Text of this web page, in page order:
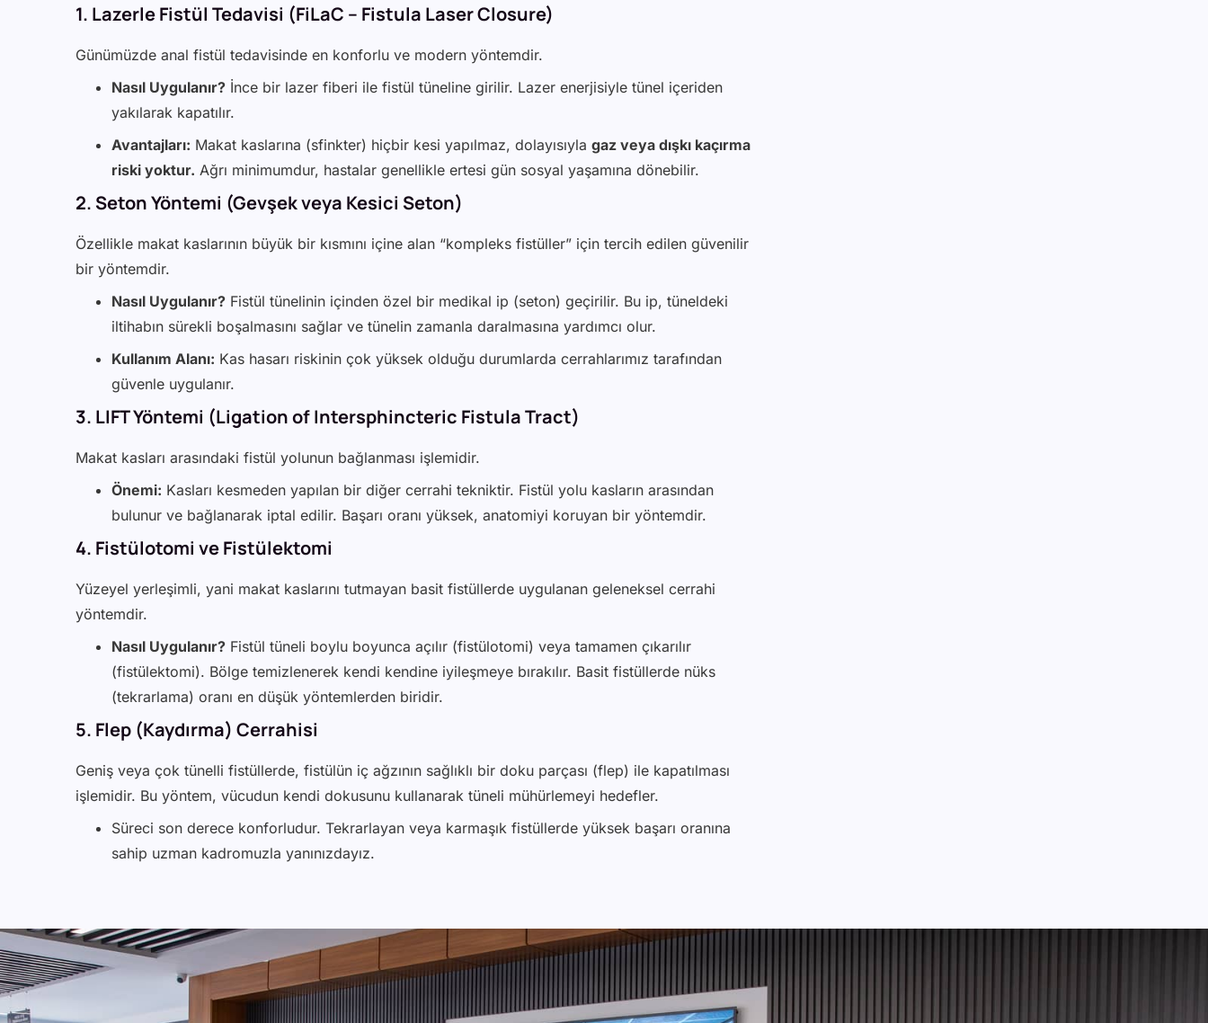
1. Lazerle Fistül Tedavisi (FiLaC – Fistula Laser Closure)
Günümüzde anal fistül tedavisinde en konforlu ve modern yöntemdir.
Nasıl Uygulanır? İnce bir lazer fiberi ile fistül tüneline girilir. Lazer enerjisiyle tünel içeriden
yakılarak kapatılır.
Avantajları: Makat kaslarına (sfinkter) hiçbir kesi yapılmaz, dolayısıyla gaz veya dışkı kaçırma
riski yoktur. Ağrı minimumdur, hastalar genellikle ertesi gün sosyal yaşamına dönebilir.
2. Seton Yöntemi (Gevşek veya Kesici Seton)
Özellikle makat kaslarının büyük bir kısmını içine alan “kompleks fistüller” için tercih edilen güvenilir
bir yöntemdir.
Nasıl Uygulanır? Fistül tünelinin içinden özel bir medikal ip (seton) geçirilir. Bu ip, tüneldeki
iltihabın sürekli boşalmasını sağlar ve tünelin zamanla daralmasına yardımcı olur.
Kullanım Alanı: Kas hasarı riskinin çok yüksek olduğu durumlarda cerrahlarımız tarafından
güvenle uygulanır.
3. LIFT Yöntemi (Ligation of Intersphincteric Fistula Tract)
Makat kasları arasındaki fistül yolunun bağlanması işlemidir.
Önemi: Kasları kesmeden yapılan bir diğer cerrahi tekniktir. Fistül yolu kasların arasından
bulunur ve bağlanarak iptal edilir. Başarı oranı yüksek, anatomiyi koruyan bir yöntemdir.
4. Fistülotomi ve Fistülektomi
Yüzeyel yerleşimli, yani makat kaslarını tutmayan basit fistüllerde uygulanan geleneksel cerrahi
yöntemdir.
Nasıl Uygulanır? Fistül tüneli boylu boyunca açılır (fistülotomi) veya tamamen çıkarılır
(fistülektomi). Bölge temizlenerek kendi kendine iyileşmeye bırakılır. Basit fistüllerde nüks
(tekrarlama) oranı en düşük yöntemlerden biridir.
5. Flep (Kaydırma) Cerrahisi
Geniş veya çok tünelli fistüllerde, fistülün iç ağzının sağlıklı bir doku parçası (flep) ile kapatılması
işlemidir. Bu yöntem, vücudun kendi dokusunu kullanarak tüneli mühürlemeyi hedefler.
Süreci son derece konforludur. Tekrarlayan veya karmaşık fistüllerde yüksek başarı oranına
sahip uzman kadromuzla yanınızdayız.